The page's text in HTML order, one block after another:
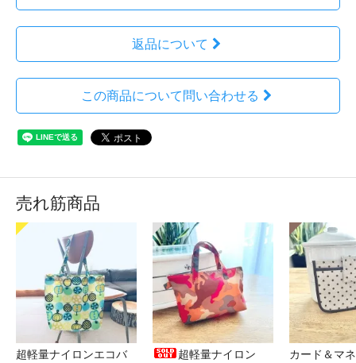
返品について
この商品について問い合わせる
売れ筋商品
超軽量ナイロンエコバ
超軽量ナイロン
カード＆マ